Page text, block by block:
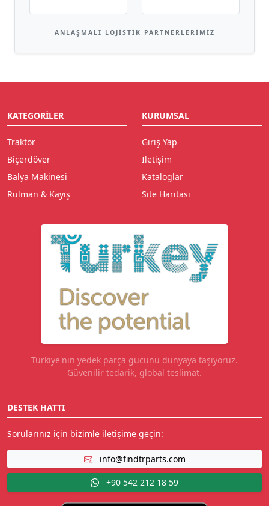
ANLAŞMALI LOJISTIK PARTNERLERIMIZ
KATEGORILER
Traktör
Biçerdöver
Balya Makinesi
Rulman & Kayış
KURUMSAL
Giriş Yap
İletişim
Kataloglar
Site Haritası
Türkiye'nin yedek parça gücünü dünyaya taşıyoruz.
Güvenilir tedarik, global teslimat.
DESTEK HATTI
Sorularınız için bizimle iletişime geçin:
info@findtrparts.com
+90 542 212 18 59